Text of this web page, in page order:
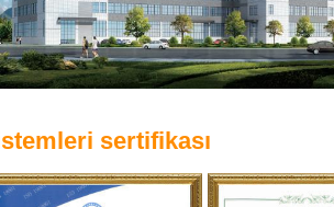
sertifikası